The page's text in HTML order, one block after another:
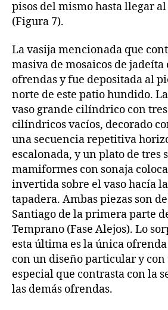
pisos del mismo hasta llegar
(Figura 7).
La vasija mencionada que
masiva de mosaicos de jadeíta
ofrendas y fue depositada al
norte de este patio hundido.
vaso grande cilíndrico con
cilíndricos vacíos, decorado
una secuencia repetitiva
escalonada, y un plato de tres
mamiformes con sonaja
invertida sobre el vaso hacía
tapadera. Ambas piezas son
Santiago de la primera parte
Temprano (Fase Alejos). Lo
esta última es la única
con un diseño particular y
especial que contrasta con la
las demás ofrendas.